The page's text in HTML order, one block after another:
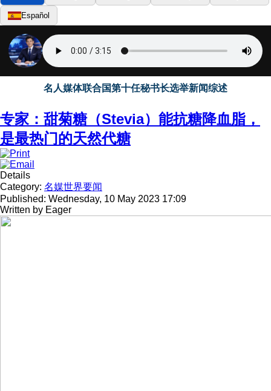
▶
Español
名人媒体联合国第十任秘书长选举新闻综述
专家：甜菊糖（Stevia）能抗糖降血脂，
是最热门的天然代糖
Details
Category: 名媒世界要闻
Published: Wednesday, 10 May 2023 17:09
Written by Eager